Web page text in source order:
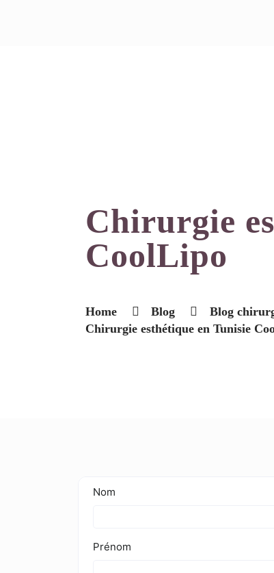
Chirurgie
CoolLipo
Home Blog
Blog
Chirurgie esthétique en Tunisie